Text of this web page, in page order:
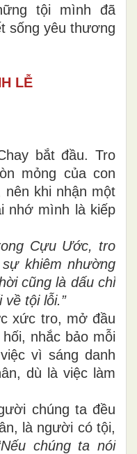
tội mình đã
sống yêu thương
LỄ
bắt đầu. Tro
mỏng của con
khi nhận một
nhớ mình là kiếp
Cựu Ước, tro
khiêm nhường
cũng là dấu chỉ
về tội lỗi.”
xức tro, mở đầu
nhắc bảo mỗi
vì sáng danh
dù là việc làm
chúng ta đều
là người có tội,
chúng ta nói